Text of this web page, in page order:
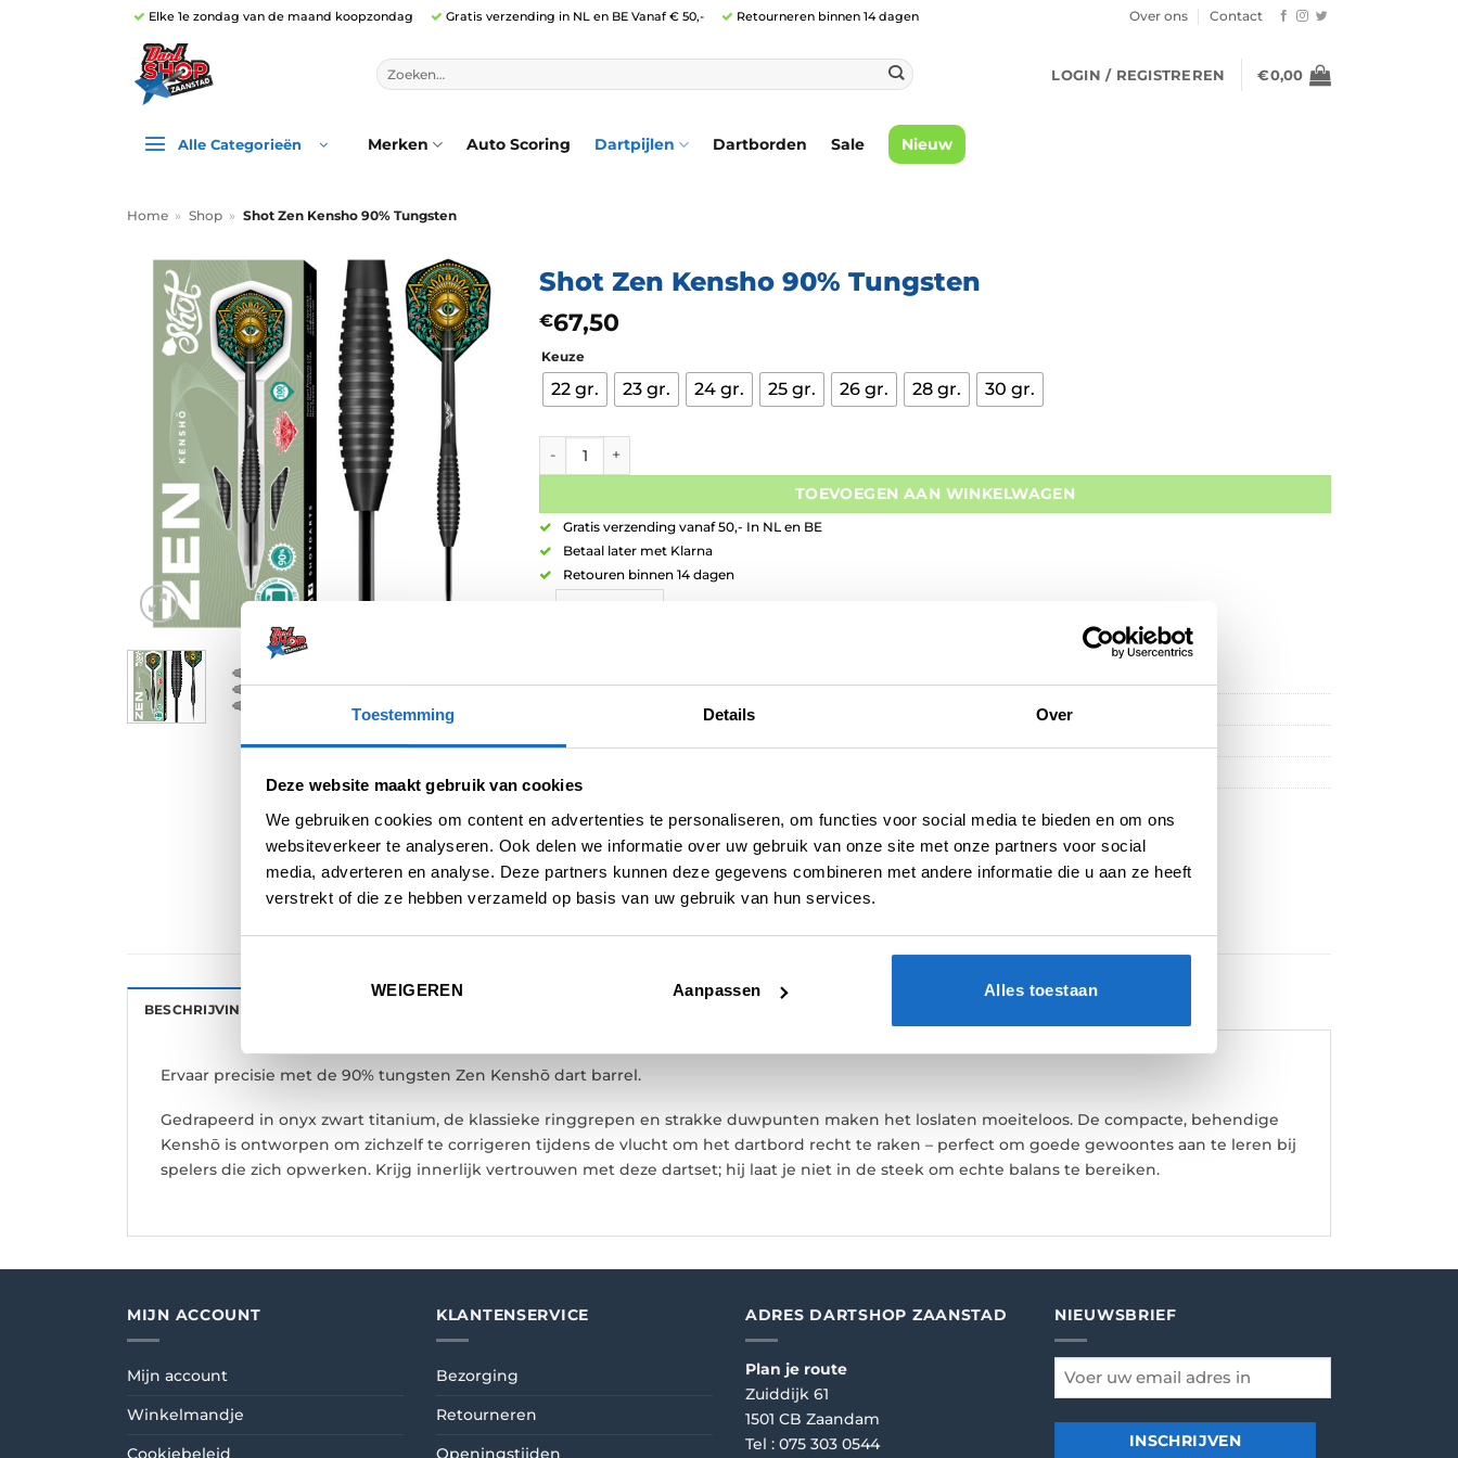
Toestemming Details Over
Deze website maakt gebruik van cookies
We gebruiken cookies om content en advertenties te personaliseren, om functies voor social media te bieden en om ons
websiteverkeer te analyseren. Ook delen we informatie over uw gebruik van onze site met onze partners voor social
media, adverteren en analyse. Deze partners kunnen deze gegevens combineren met andere informatie die u aan ze heeft
verstrekt of die ze hebben verzameld op basis van uw gebruik van hun services.
WEIGEREN Aanpassen Alles toestaan
Elke 1e zondag van de maand koopzondag Gratis verzending in NL en BE Vanaf € 50,- Retourneren binnen 14 dagen Over ons Contact
Zoeken
naar:
LOGIN / REGISTREREN €0,00
Alle Categorieën Merken Auto Scoring Dartpijlen Dartborden Sale Nieuw
Home » Shop » Shot Zen Kensho 90% Tungsten
Shot Zen Kensho 90% Tungsten
€67,50
Keuze
22 gr. 23 gr. 24 gr. 25 gr. 26 gr. 28 gr. 30 gr.
TOEVOEGEN AAN WINKELWAGEN
Gratis verzending vanaf 50,- In NL en BE
Betaal later met Klarna
Retouren binnen 14 dagen
variation-7487
Categorieën:
BESCHRIJVING
Ervaar precisie met de 90% tungsten Zen Kenshō dart barrel.
Gedrapeerd in onyx zwart titanium, de klassieke ringgrepen en strakke duwpunten maken het loslaten moeiteloos. De compacte, behendige
Kenshō is ontworpen om zichzelf te corrigeren tijdens de vlucht om het dartbord recht te raken – perfect om goede gewoontes aan te leren bij
spelers die zich opwerken. Krijg innerlijk vertrouwen met deze dartset; hij laat je niet in de steek om echte balans te bereiken.
MIJN ACCOUNT
Mijn account
Winkelmandje
Cookiebeleid
KLANTENSERVICE
Bezorging
Retourneren
Openingstijden
ADRES DARTSHOP ZAANSTAD
Plan je route
Zuiddijk 61
1501 CB Zaandam
Tel : 075 303 0544
NIEUWSBRIEF
email
*